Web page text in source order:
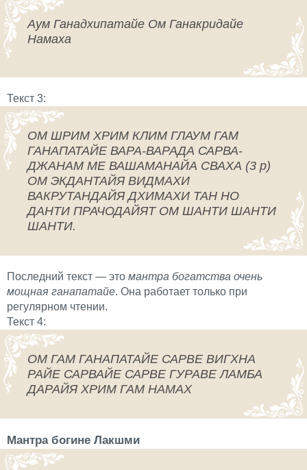
Аум Ганадхипатайе Ом Ганакридайе
Намаха
Текст 3:
ОМ ШРИМ ХРИМ КЛИМ ГЛАУМ ГАМ
ГАНАПАТАЙЕ ВАРА-ВАРАДА САРВА-
ДЖАНАМ МЕ ВАШАМАНАЙА СВАХА (3 р)
ОМ ЭКДАНТАЙЯ ВИДМАХИ
ВАКРУТАНДАЙЯ ДХИМАХИ ТАН НО
ДАНТИ ПРАЧОДАЙЯТ ОМ ШАНТИ ШАНТИ
ШАНТИ.
Последний текст — это мантра богатства очень
мощная ганапатайе. Она работает только при
регулярном чтении.
Текст 4:
ОМ ГАМ ГАНАПАТАЙЕ САРВЕ ВИГХНА
РАЙЕ САРВАЙЕ САРВЕ ГУРАВЕ ЛАМБА
ДАРАЙЯ ХРИМ ГАМ НАМАХ
Мантра богине Лакшми